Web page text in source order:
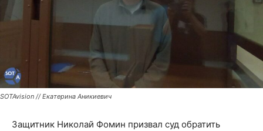
SOTAvision // Екатерина Аникиевич
Защитник Николай Фомин призвал суд обратить